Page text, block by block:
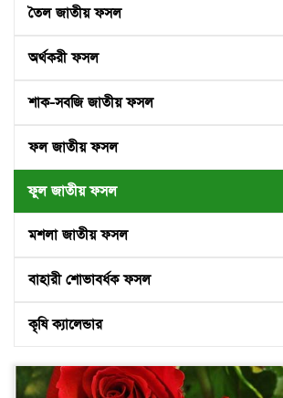
তৈল জাতীয় ফসল
অর্থকরী ফসল
শাক-সবজি জাতীয় ফসল
ফল জাতীয় ফসল
ফুল জাতীয় ফসল
মশলা জাতীয় ফসল
বাহারী শোভাবর্ধক ফসল
কৃষি ক্যালেন্ডার